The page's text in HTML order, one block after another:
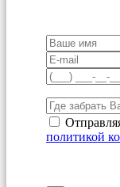
политикой